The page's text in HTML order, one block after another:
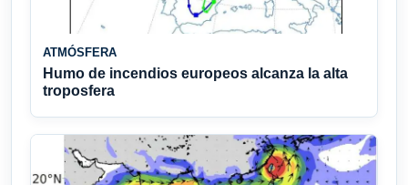
ATMÓSFERA
Humo de incendios europeos alcanza la alta
troposfera